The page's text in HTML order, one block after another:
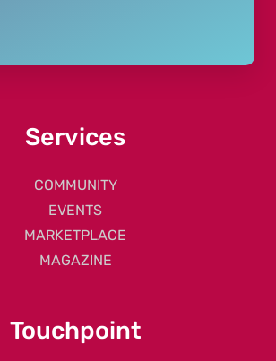
Services
COMMUNITY
EVENTS
MARKETPLACE
MAGAZINE
Touchpoint